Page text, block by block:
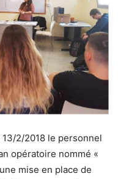
2/2018 le personnel
opératoire nommé «
mise en place de